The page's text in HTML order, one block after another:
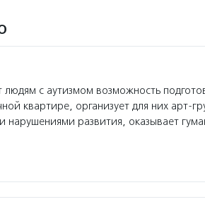
с аутизмом возможность
квартире, организует для них арт-
развития, оказывает